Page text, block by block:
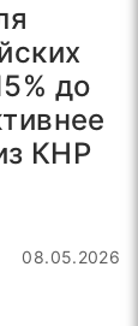
до
КНР
08.05.2026